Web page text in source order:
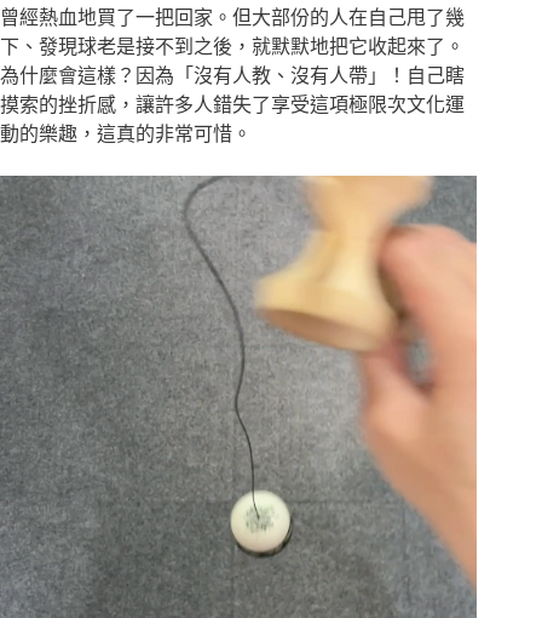
曾經熱血地買了一把回家。但大部份的人在自己甩了幾
下、發現球老是接不到之後，就默默地把它收起來了。
為什麼會這樣？因為「沒有人教、沒有人帶」！自己瞎
摸索的挫折感，讓許多人錯失了享受這項極限次文化運
動的樂趣，這真的非常可惜。